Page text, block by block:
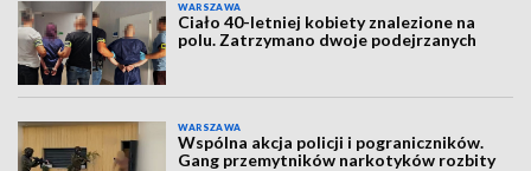
WARSZAWA
Ciało 40-letniej kobiety znalezione na
polu. Zatrzymano dwoje podejrzanych
WARSZAWA
Wspólna akcja policji i pograniczników.
Gang przemytników narkotyków rozbity